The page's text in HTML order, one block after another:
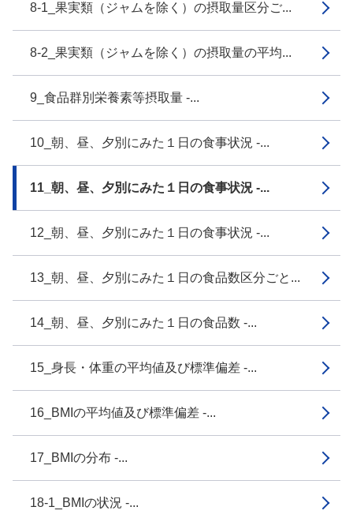
8-1_果実類（ジャムを除く）の摂取量区分ご...
8-2_果実類（ジャムを除く）の摂取量の平均...
9_食品群別栄養素等摂取量 -...
10_朝、昼、夕別にみた１日の食事状況 -...
11_朝、昼、夕別にみた１日の食事状況 -...
12_朝、昼、夕別にみた１日の食事状況 -...
13_朝、昼、夕別にみた１日の食品数区分ごと...
14_朝、昼、夕別にみた１日の食品数 -...
15_身長・体重の平均値及び標準偏差 -...
16_BMIの平均値及び標準偏差 -...
17_BMIの分布 -...
18-1_BMIの状況 -...